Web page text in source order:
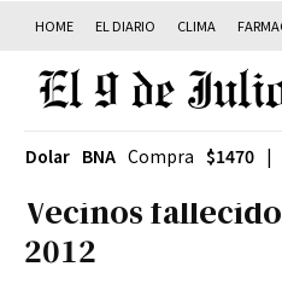
HOME EL DIARIO CLIMA
Dolar BNACompra $1470|
Vecinos
2012